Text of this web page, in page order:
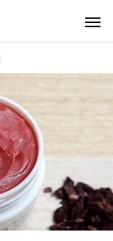
医療材料・衛
漢方薬のこと
桜の季節ですね🌸